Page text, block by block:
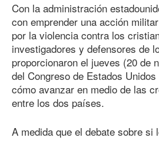
Con la administración
con emprender una acción
por la violencia contra los
investigadores y defensores de
proporcionaron el jueves (20 de
del Congreso de Estados
cómo avanzar en medio de las
entre los dos países.
A medida que el debate sobre si